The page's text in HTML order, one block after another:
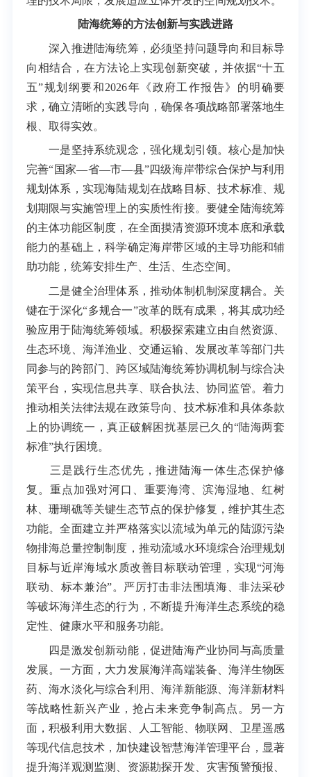
陆海统筹的方法创新与实践进路
深入推进陆海统筹，必须坚持问题导向和目标导
向相结合，在方法论上实现创新突破，并依据“十五
五”规划纲要和2026年《政府工作报告》的明确要
求，确立清晰的实践导向，确保各项战略部署落地生
根、取得实效。
一是坚持系统观念，强化规划引领。核心是加快
完善“国家—省—市—县”四级海岸带综合保护与利用
规划体系，实现海陆规划在战略目标、技术标准、规
划期限与实施管理上的实质性衔接。要健全陆海统筹
的主体功能区制度，在全面摸清资源环境本底和承载
能力的基础上，科学确定海岸带区域的主导功能和辅
助功能，统筹安排生产、生活、生态空间。
二是健全治理体系，推动体制机制深度耦合。关
键在于深化“多规合一”改革的既有成果，将其成功经
验应用于陆海统筹领域。积极探索建立由自然资源、
生态环境、海洋渔业、交通运输、发展改革等部门共
同参与的跨部门、跨区域陆海统筹协调机制与综合决
策平台，实现信息共享、联合执法、协同监管。着力
推动相关法律法规在政策导向、技术标准和具体条款
上的协调统一，真正破解困扰基层已久的“陆海两套
标准”执行困境。
三是践行生态优先，推进陆海一体生态保护修
复。重点加强对河口、重要海湾、滨海湿地、红树
林、珊瑚礁等关键生态节点的保护修复，维护其生态
功能。全面建立并严格落实以流域为单元的陆源污染
物排海总量控制制度，推动流域水环境综合治理规划
目标与近岸海域水质改善目标联动管理，实现“河海
联动、标本兼治”。严厉打击非法围填海、非法采砂
等破坏海洋生态的行为，不断提升海洋生态系统的稳
定性、健康水平和服务功能。
四是激发创新动能，促进陆海产业协同与高质量
发展。一方面，大力发展海洋高端装备、海洋生物医
药、海水淡化与综合利用、海洋新能源、海洋新材料
等战略性新兴产业，抢占未来竞争制高点。另一方
面，积极利用大数据、人工智能、物联网、卫星遥感
等现代信息技术，加快建设智慧海洋管理平台，显著
提升海洋观测监测、资源勘探开发、灾害预警预报、